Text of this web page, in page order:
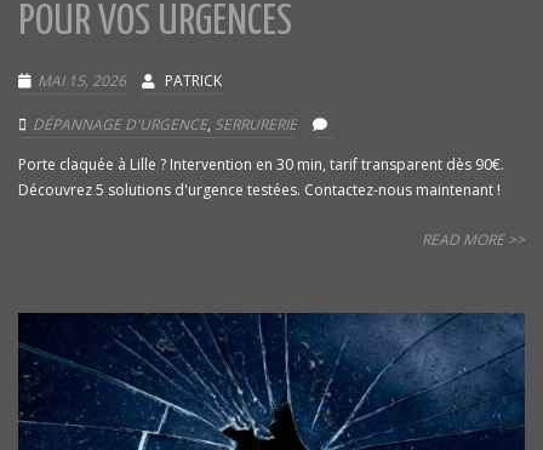
POUR VOS URGENCES
MAI 15, 2026 PATRICK
DÉPANNAGE D'URGENCE, SERRURERIE
Porte claquée à Lille ? Intervention en 30 min, tarif transparent dès 90€.
Découvrez 5 solutions d'urgence testées. Contactez-nous maintenant !
READ MORE >>